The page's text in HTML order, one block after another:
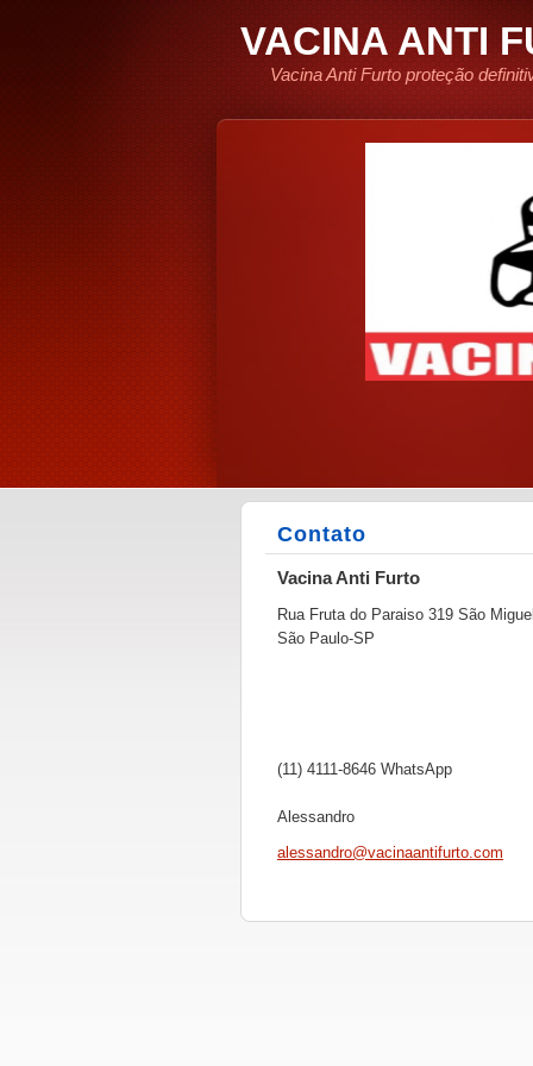
VACINA ANTI
Vacina Anti Furto proteção
Contato
Vacina Anti Furto
Rua Fruta do Paraiso 319 São Miguel
São Paulo-SP
(11) 4111-8646 WhatsApp
Alessandro
alessandro@vacinaantifurto.com